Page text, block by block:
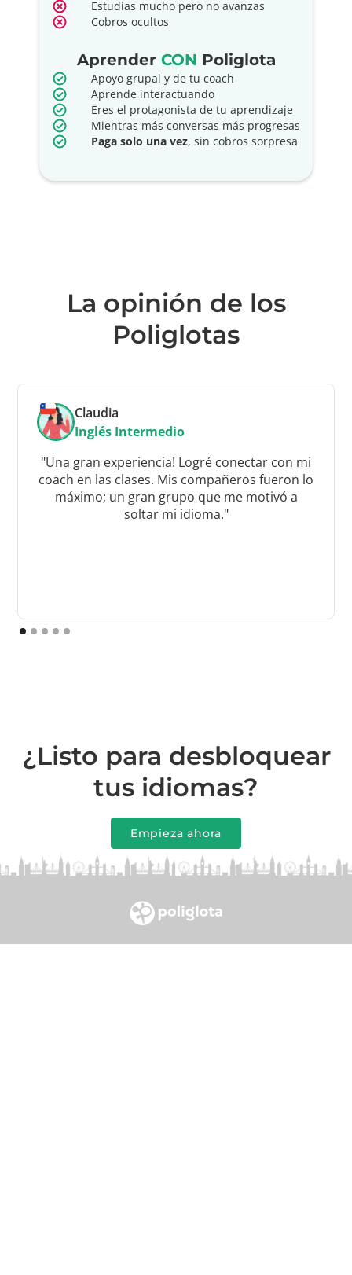
Estudias mucho pero no avanzas
Cobros ocultos
Aprender CON Poliglota
Apoyo grupal y de tu coach
Aprende interactuando
Eres el protagonista de tu aprendizaje
Mientras más conversas más progresas
Paga solo una vez, sin cobros sorpresa
La opinión de los
Poliglotas
Claudia
Inglés Intermedio
"Una gran experiencia! Logré conectar con mi
coach en las clases. Mis compañeros fueron lo
máximo; un gran grupo que me motivó a
soltar mi idioma."
¿Listo para desbloquear
tus idiomas?
Empieza ahora